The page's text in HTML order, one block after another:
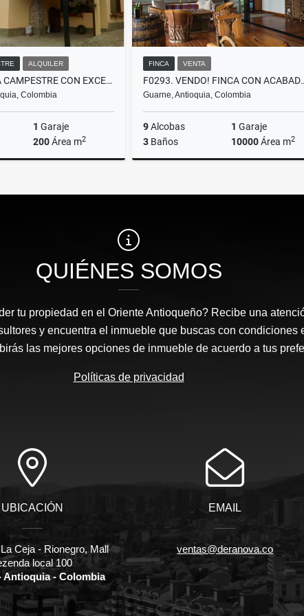
ALQUILER
T0495. CASA CAMPESTRE CON EXCELENTES ESPACIOS EN EL RETIRO ANTIOQUIA
Colombia
1 Garaje
200Área m2
$4.800.000
FINCA VENTA
F0293. VENDO! FINCA
Guarne, Antioquia, Colombia
9Alcobas 1 Garaje
3 Baños 10000Área m2
$3.000.000.000
QUIÉNES SOMOS
tu propiedad en el Oriente Antioqueño? Recibe una
y encuentra el inmueble que buscas con condiciones
las mejores opciones de inmueble de acuerdo a tus
Políticas de privacidad
UBICACIÓN
Ceja - Rionegro, Mall
local 100
Antioquia - Colombia
EMAIL
ventas@deranova.co